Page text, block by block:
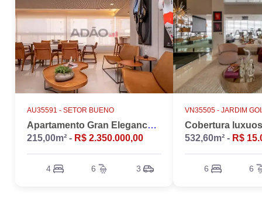
AU35591 - SETOR BUENO
Apartamento Gran Elegance - 4 suites + Home Office
215,00m² - R$ 2.350.000,00
4 6 3
VN35505 - JARDIM
532,60m² - R$
6 6